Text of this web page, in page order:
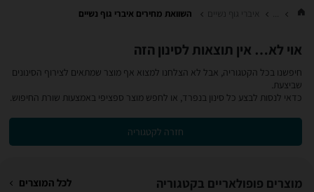
איברי גוף נשיים השוואת מחירים איברי גוף נשיים
אוי לא… אין תוצאות לסינון הזה
חיפשנו בכל הקטגוריה, אבל לא הצלחנו למצוא אף מוצר שמתאים לצירוף הסינונים
שביצעת.
כדאי לנסות לבצע כל סינון בנפרד, או לחפש מוצר ספציפי באמצעות שורת החיפוש.
חזרה לקטגוריה
מוצרים פופולאריים בקטגוריה לכל המוצרים